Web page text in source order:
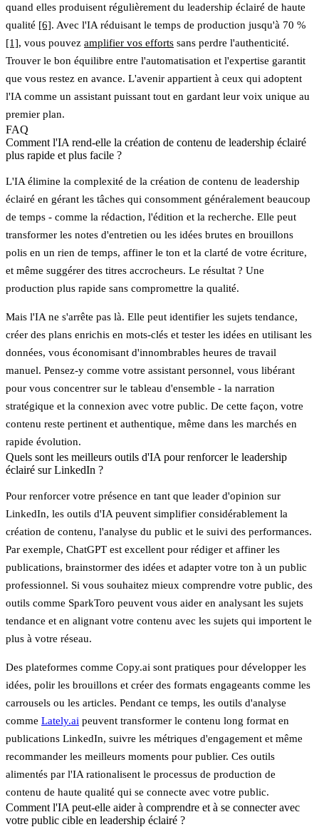
quand elles produisent régulièrement du leadership éclairé de haute
qualité [6]. Avec l'IA réduisant le temps de production jusqu'à 70 %
[1], vous pouvez amplifier vos efforts sans perdre l'authenticité.
Trouver le bon équilibre entre l'automatisation et l'expertise garantit
que vous restez en avance. L'avenir appartient à ceux qui adoptent
l'IA comme un assistant puissant tout en gardant leur voix unique au
premier plan.
FAQ
Comment l'IA rend-elle la création de contenu de leadership éclairé
plus rapide et plus facile ?
L'IA élimine la complexité de la création de contenu de leadership
éclairé en gérant les tâches qui consomment généralement beaucoup
de temps - comme la rédaction, l'édition et la recherche. Elle peut
transformer les notes d'entretien ou les idées brutes en brouillons
polis en un rien de temps, affiner le ton et la clarté de votre écriture,
et même suggérer des titres accrocheurs. Le résultat ? Une
production plus rapide sans compromettre la qualité.
Mais l'IA ne s'arrête pas là. Elle peut identifier les sujets tendance,
créer des plans enrichis en mots-clés et tester les idées en utilisant les
données, vous économisant d'innombrables heures de travail
manuel. Pensez-y comme votre assistant personnel, vous libérant
pour vous concentrer sur le tableau d'ensemble - la narration
stratégique et la connexion avec votre public. De cette façon, votre
contenu reste pertinent et authentique, même dans les marchés en
rapide évolution.
Quels sont les meilleurs outils d'IA pour renforcer le leadership
éclairé sur LinkedIn ?
Pour renforcer votre présence en tant que leader d'opinion sur
LinkedIn, les outils d'IA peuvent simplifier considérablement la
création de contenu, l'analyse du public et le suivi des performances.
Par exemple, ChatGPT est excellent pour rédiger et affiner les
publications, brainstormer des idées et adapter votre ton à un public
professionnel. Si vous souhaitez mieux comprendre votre public, des
outils comme SparkToro peuvent vous aider en analysant les sujets
tendance et en alignant votre contenu avec les sujets qui importent le
plus à votre réseau.
Des plateformes comme Copy.ai sont pratiques pour développer les
idées, polir les brouillons et créer des formats engageants comme les
carrousels ou les articles. Pendant ce temps, les outils d'analyse
comme Lately.ai peuvent transformer le contenu long format en
publications LinkedIn, suivre les métriques d'engagement et même
recommander les meilleurs moments pour publier. Ces outils
alimentés par l'IA rationalisent le processus de production de
contenu de haute qualité qui se connecte avec votre public.
Comment l'IA peut-elle aider à comprendre et à se connecter avec
votre public cible en leadership éclairé ?